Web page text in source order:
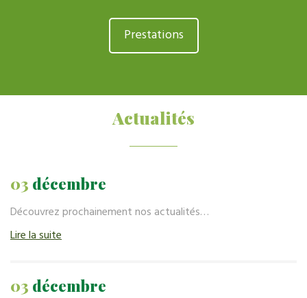
Prestations
Actualités
03 décembre
Découvrez prochainement nos actualités…
Lire la suite
03 décembre